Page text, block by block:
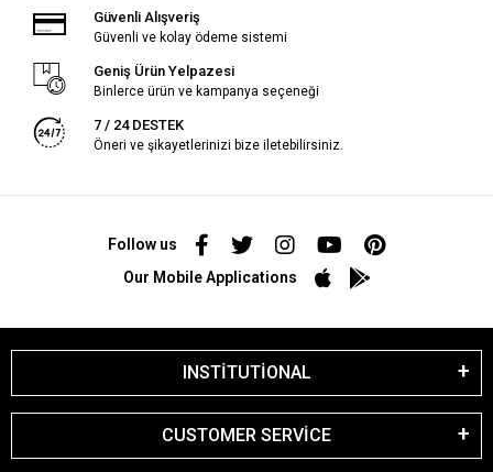
Güvenli Alışveriş
Güvenli ve kolay ödeme sistemi
Geniş Ürün Yelpazesi
Binlerce ürün ve kampanya seçeneği
7 / 24 DESTEK
Öneri ve şikayetlerinizi bize iletebilirsiniz.
Follow us
Our Mobile Applications
INSTİTUTİONAL
CUSTOMER SERVİCE